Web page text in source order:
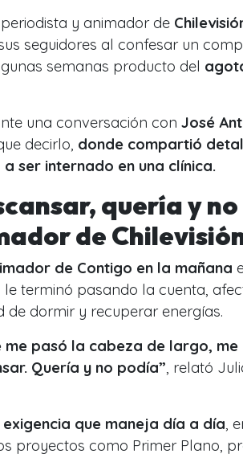
y animador de
seguidores al confesar un
semanas producto del
una conversación con José
decirlo, donde compartió
ser internado en una clínica.
quería y
de
de Contigo en la mañana
le terminó pasando la cuenta,
de dormir y recuperar energías.
me pasó la cabeza de largo,
Quería y no podía” , relató
exigencia que maneja día a día ,
proyectos como Primer Plano,